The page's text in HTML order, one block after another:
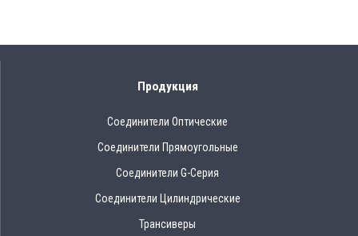
Продукция
Соединители Оптические
Соединители Прямоугольные
Соединители G-Серия
Соединители Цилиндрические
Трансиверы